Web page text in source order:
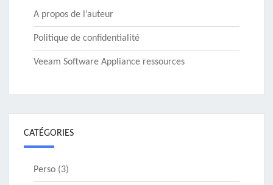
A propos de l’auteur
Politique de confidentialité
Veeam Software Appliance ressources
CATÉGORIES
Perso (3)